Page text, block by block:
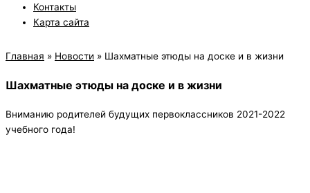
Контакты
Карта сайта
Главная » Новости » Шахматные этюды на доске и в жизни
Шахматные этюды на доске и в жизни
Вниманию родителей будущих первоклассников 2021-2022
учебного года!